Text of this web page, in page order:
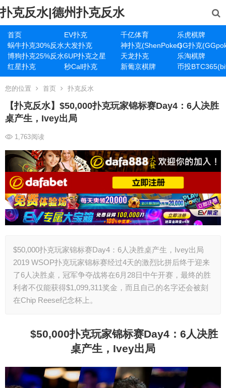
扑克反水|德州扑克反水
首页 EV扑克 千亿体育
乐虎棋牌
蜗牛扑克30%反水大发扑克 神扑克(ShenPoker)GG扑克
博狗扑克25%反水6UP扑克之星 天龙扑克
乐淘棋牌
红星扑克
秒Call扑克 新葡京棋牌 币投
您的位置 首页 扑克反水
【扑克反水】$50,000扑克玩家锦标赛Day4：6人决胜
桌产生，Ivey出局
1,763阅读
$50,000扑克玩家锦标赛Day4：6人决胜桌产生，Ivey出局
2019 WSOP扑克玩家锦标赛经过4天的激烈比拼后终于迎来
了6人决胜桌，冠军争夺战将在6月28日中午开赛，最终的胜
利者不仅能获得$1,099,311奖金，而且自己的名字还会被刻
在Chip Reese纪念杯上。
$50,000扑克玩家锦标赛Day4：6人决胜
桌产生，Ivey出局